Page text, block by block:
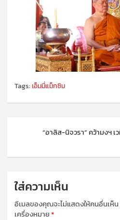
Tags: เอ็มมี่แม็กซิม
“อาลิส-นิจวรา” คว้ามงฯ เ
ใส่ความเห็น
อีเมลของคุณจะไม่แสดงให้คนอื่นเห็น
เครื่องหมาย*